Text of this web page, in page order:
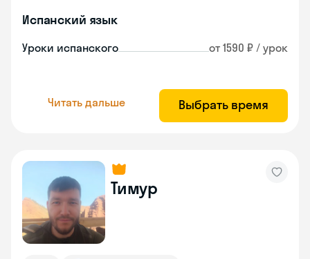
Испанский язык
Уроки испанского от 1590 ₽ / урок
Читать дальше Выбрать время
Тимур